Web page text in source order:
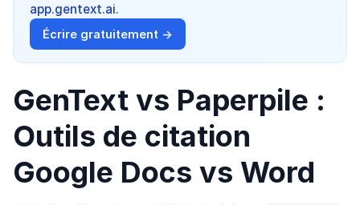
app.gentext.ai.
Écrire gratuitement →
GenText vs Paperpile :
Outils de citation
Google Docs vs Word